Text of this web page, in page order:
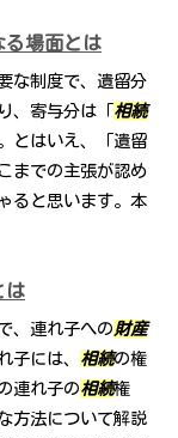
る場面とは
な制度で、遺留分
、寄与分は「 相続
とはいえ、「遺留
までの主張が認め
ると思います。本
は
、連れ子への財産
子には、 相続の権
連れ子の相続権
方法について解説